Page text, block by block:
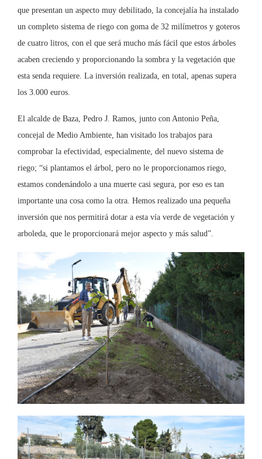
que presentan un aspecto muy debilitado, la concejalía ha instalado
un completo sistema de riego con goma de 32 milímetros y goteros
de cuatro litros, con el que será mucho más fácil que estos árboles
acaben creciendo y proporcionando la sombra y la vegetación que
esta senda requiere. La inversión realizada, en total, apenas supera
los 3.000 euros.
El alcalde de Baza, Pedro J. Ramos, junto con Antonio Peña,
concejal de Medio Ambiente, han visitado los trabajos para
comprobar la efectividad, especialmente, del nuevo sistema de
riego; “si plantamos el árbol, pero no le proporcionamos riego,
estamos condenándolo a una muerte casi segura, por eso es tan
importante una cosa como la otra. Hemos realizado una pequeña
inversión que nos permitirá dotar a esta vía verde de vegetación y
arboleda, que le proporcionará mejor aspecto y más salud”.